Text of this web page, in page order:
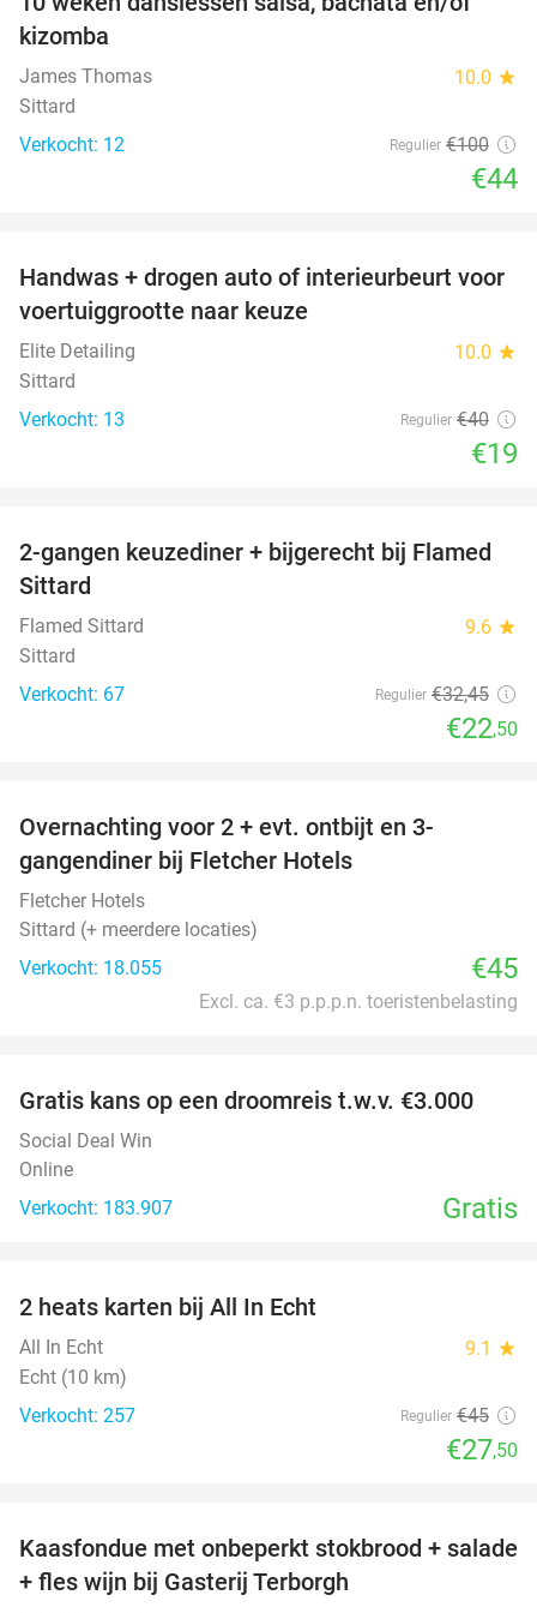
56%
kizomba
James Thomas 10.0 star
Sittard
Verkocht: 12
Regulier €100
€44
53%
Handwas + drogen auto of interieurbeurt voor
voertuiggrootte naar keuze
Elite Detailing 10.0 star
Sittard
Verkocht: 13
Regulier €40
€19
31%
2-gangen keuzediner + bijgerecht bij Flamed
Sittard
Flamed Sittard 9.6 star
Sittard
Verkocht: 67
Regulier €32,45
€22,50
Overnachting voor 2 + evt. ontbijt en 3-
gangendiner bij Fletcher Hotels
Fletcher Hotels
Sittard (+ meerdere locaties)
Verkocht: 18.055
€45
Excl. ca. €3 p.p.p.n. toeristenbelasting
Gratis kans op een droomreis t.w.v. €3.000
Social Deal Win
Online
Verkocht: 183.907
Gratis
2 heats karten bij All In Echt
All In Echt 9.1 star
Echt (10 km)
Verkocht: 257
Regulier €45
€27,50
44%
Kaasfondue met onbeperkt stokbrood + salade
+ fles wijn bij Gasterij Terborgh